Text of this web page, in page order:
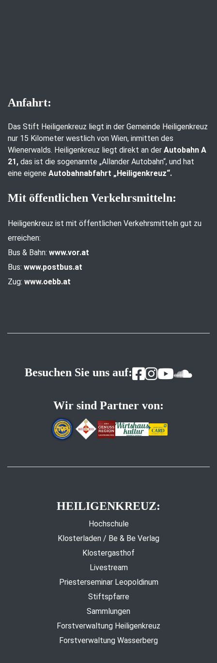
Anfahrt:
Das Stift Heiligenkreuz liegt in der Gemeinde Heiligenkreuz
nur 15 Kilometer westlich von Wien, inmitten des
Wienerwalds. Heiligenkreuz liegt direkt an der Autobahn A
21, das ist die sogenannte „Allander Autobahn“, und hat
eine eigene Autobahnabfahrt „Heiligenkreuz“.
Mit öffentlichen Verkehrsmitteln:
Heiligenkreuz ist mit öffentlichen Verkehrsmitteln gut zu
erreichen:
Bus & Bahn: www.vor.at
Bus: www.postbus.at
Zug: www.oebb.at
Besuchen Sie uns auf:
Wir sind Partner von:
HEILIGENKREUZ:
Hochschule
Klosterladen / Be & Be Verlag
Klostergasthof
Livestream
Priesterseminar Leopoldinum
Stiftspfarre
Sammlungen
Forstverwaltung Heiligenkreuz
Forstverwaltung Wasserberg